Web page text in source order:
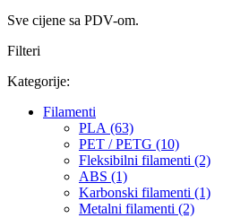
Sve cijene sa PDV-om.
Filteri
Kategorije:
Filamenti
PLA (63)
PET / PETG (10)
Fleksibilni filamenti (2)
ABS (1)
Karbonski filamenti (1)
Metalni filamenti (2)